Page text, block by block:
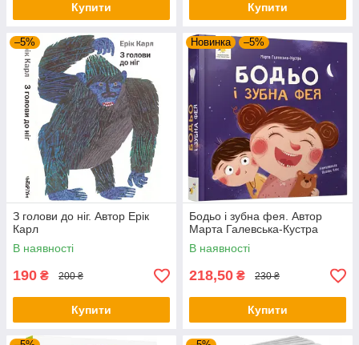
Купити Купити
–5%
З голови до ніг. Автор Ерік
Карл
В наявності
190 ₴ 200 ₴
Купити
Новинка –5%
Бодьо і зубна фея. Автор
Марта Галевська-Кустра
В наявності
218,50 ₴ 230 ₴
Купити